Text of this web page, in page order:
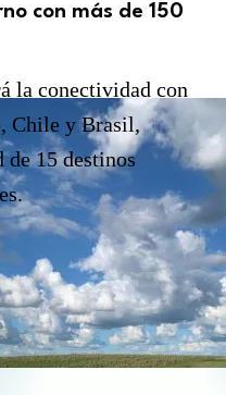
con más de 150
la conectividad con
Chile y Brasil,
de 15 destinos